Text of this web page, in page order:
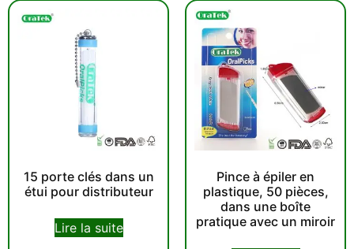
15 porte clés dans un
étui pour distributeur
Lire la suite
Pince à épiler en
plastique, 50 pièces,
dans une boîte
pratique avec un miroir